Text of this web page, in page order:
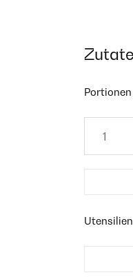
Utensilien